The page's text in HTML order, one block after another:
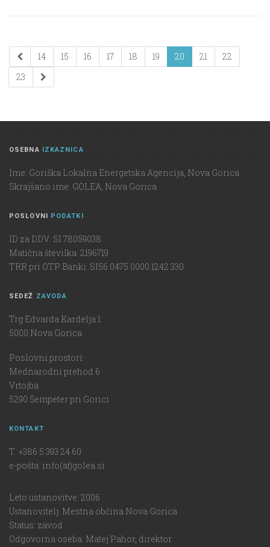
14 15 16 17 18 19 20 21
22
23
OSEBNA IZKAZNICA
Ime: Goriška Lokalna Energetska Agencija, Nova Gorica
Skrajšano ime: GOLEA, Nova Gorica
POSLOVNI PODATKI
ID za DDV: SI 78059038
Matična številka: 2196719
TRR pri OTP Banki: SI56 0475 0000 1242 330
SEDEŽ ZAVODA
Trg Edvarda Kardelja 1
5000 Nova Gorica
Poslovni prostori:
Mednarodni prehod 6
Vrtojba
5290 Šempeter pri Gorici
KONTAKT
T: +386 5 393 24 60
e-pošta: info(at)golea.si
Leto ustanovitve: 2006
Ustanovitelj: Mestna občina Nova Gorica
Status: zavod
Odgovorna oseba: Matej Pahor, direktor